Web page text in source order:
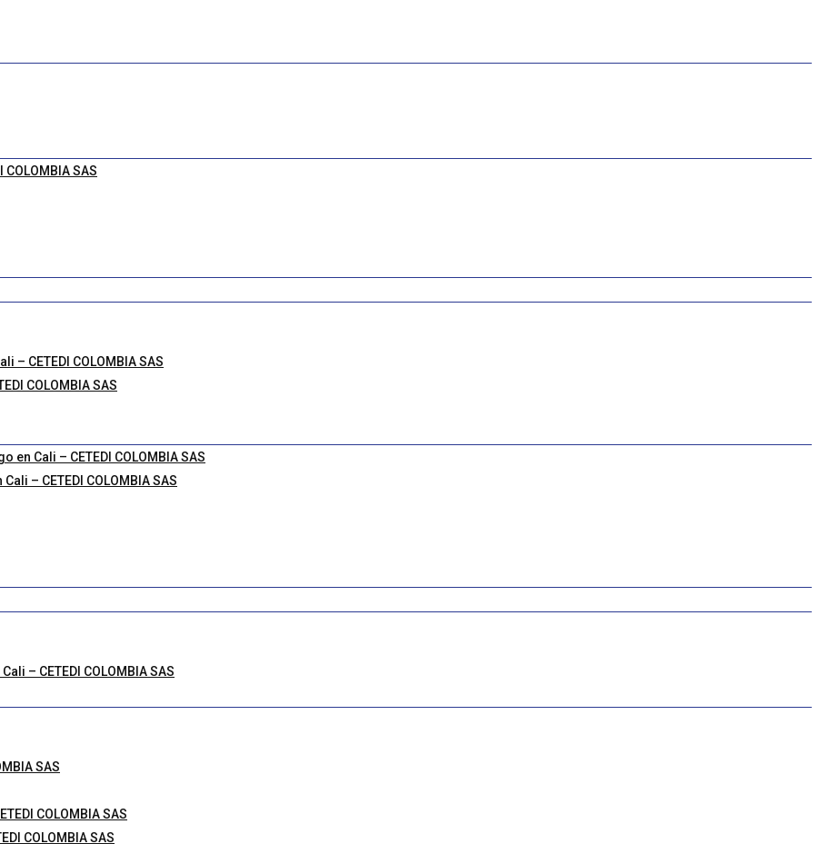
SAS
– CETEDI COLOMBIA SAS
COLOMBIA SAS
Cali – CETEDI COLOMBIA SAS
– CETEDI COLOMBIA SAS
– CETEDI COLOMBIA SAS
SAS
COLOMBIA SAS
COLOMBIA SAS